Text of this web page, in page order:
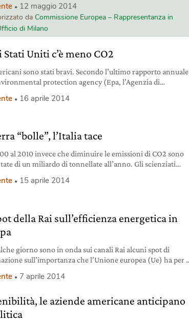
dati di Eurostat che ha individuato nel buon risultato
dell’efficienza energetica e un calo dell’utilizzo
fossili.
12 maggio 2014
da Commissione Europea – Rappresentanza in
di Milano
Stati Uniti c’è meno CO2
sono stati bravi. Secondo l’ultimo rapporto annuale
protection agency (Epa, l’Agenzia di
di gas serra, infatti, gli Stati Uniti hanno ridotto le
16 aprile 2014
“bolle”, l’Italia tace
al 2010 invece che diminuire le emissioni di CO2 sono
di un miliardo di tonnellate all’anno. Gli scienziati
15 aprile 2014
della Rai sull’efficienza energetica in
giorno sono in onda sui canali Rai alcuni spot di
sull’importanza che l’Unione europea (Ue) ha per i
a parlare e discutere su diversi argomenti, dalla nascita
7 aprile 2014
le aziende americane anticipano